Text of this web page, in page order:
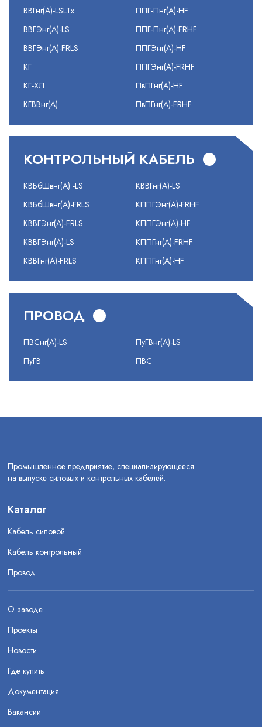
ВВГнг(А)-LSLTx
ВВГЭнг(А)-LS
ВВГЭнг(А)-FRLS
КГ
КГ-ХЛ
КГВВнг(А)
ППГ-Пнг(А)-HF
ППГ-Пнг(А)-FRHF
ППГЭнг(А)-HF
ППГЭнг(А)-FRHF
ПвПГнг(А)-HF
ПвПГнг(А)-FRHF
КОНТРОЛЬНЫЙ КАБЕЛЬ
КВБбШвнг(А) -LS
КВБбШвнг(А)-FRLS
КВВГЭнг(А)-FRLS
КВВГЭнг(А)-LS
КВВГнг(А)-FRLS
КВВГнг(А)-LS
КППГЭнг(А)-FRHF
КППГЭнг(А)-HF
КППГнг(А)-FRHF
КППГнг(А)-HF
ПРОВОД
ПВСнг(А)-LS
ПуГВ
ПуГВнг(А)-LS
ПВС
Промышленное предприятие, специализирующееся
на выпуске силовых и контрольных кабелей.
Каталог
Кабель силовой
Кабель контрольный
Провод
О заводе
Проекты
Новости
Где купить
Документация
Вакансии